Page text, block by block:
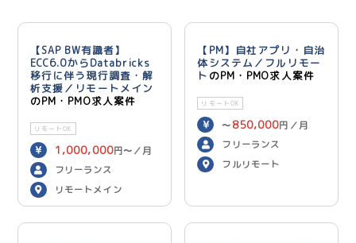
【SAP BW有識者】
ECC6.0からDatabricks
移行に伴う現行調査・解
析支援／リモートメイン
のPM・PMO求人案件
リモートOK
1,000,000円〜／月
フリーランス
リモートメイン
【PM】自社アプリ・自治
体システム／フルリモー
ト のPM・PMO求人案件
リモートOK
〜 850,000円／月
フリーランス
フルリモート